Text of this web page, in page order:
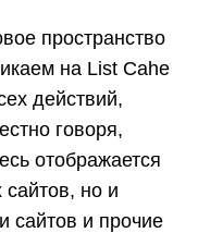
пространство
на List Cahe
действий,
говоря,
отображается
но и
сайтов и прочие